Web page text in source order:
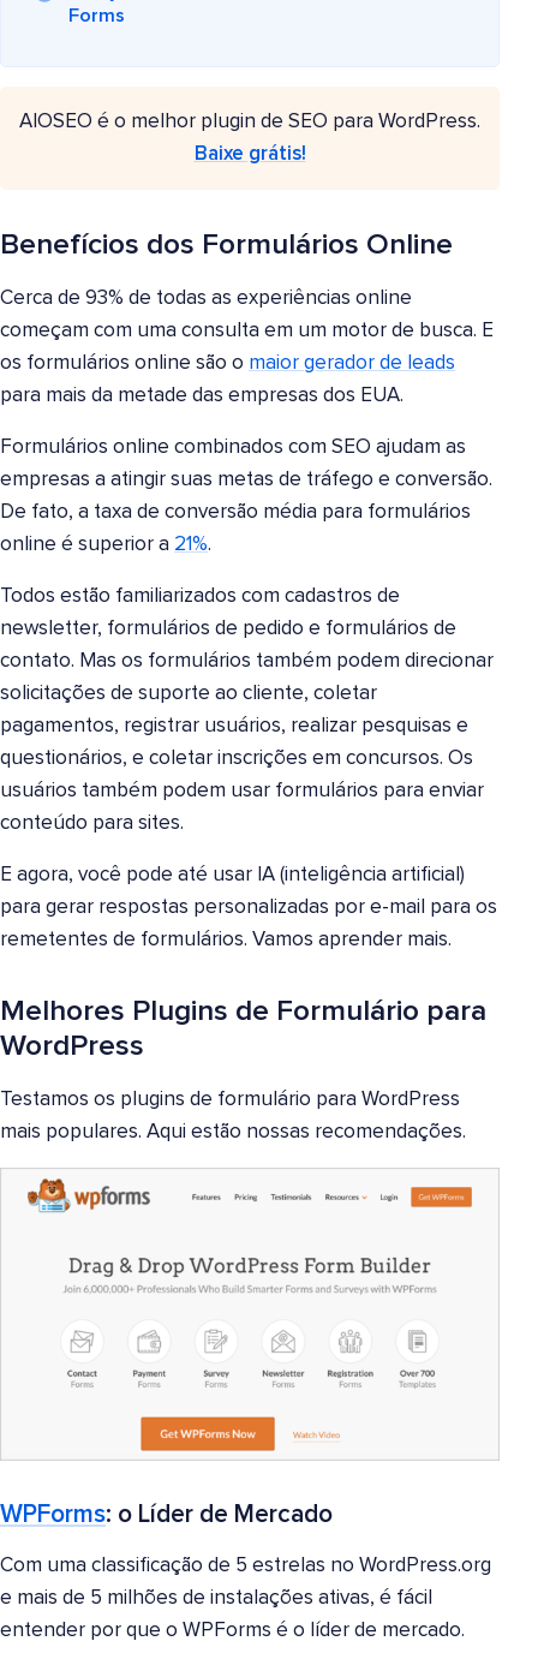
Forms
AIOSEO é o melhor plugin de SEO para WordPress.
Baixe grátis!
Benefícios dos Formulários Online
Cerca de 93% de todas as experiências online
começam com uma consulta em um motor de busca. E
os formulários online são o maior gerador de leads
para mais da metade das empresas dos EUA.
Formulários online combinados com SEO ajudam as
empresas a atingir suas metas de tráfego e conversão.
De fato, a taxa de conversão média para formulários
online é superior a 21%.
Todos estão familiarizados com cadastros de
newsletter, formulários de pedido e formulários de
contato. Mas os formulários também podem direcionar
solicitações de suporte ao cliente, coletar
pagamentos, registrar usuários, realizar pesquisas e
questionários, e coletar inscrições em concursos. Os
usuários também podem usar formulários para enviar
conteúdo para sites.
E agora, você pode até usar IA (inteligência artificial)
para gerar respostas personalizadas por e-mail para os
remetentes de formulários. Vamos aprender mais.
Melhores Plugins de Formulário para
WordPress
Testamos os plugins de formulário para WordPress
mais populares. Aqui estão nossas recomendações.
WPForms: o Líder de Mercado
Com uma classificação de 5 estrelas no WordPress.org
e mais de 5 milhões de instalações ativas, é fácil
entender por que o WPForms é o líder de mercado.